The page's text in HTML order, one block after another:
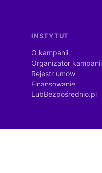
INSTYTUT
O kampanii
Organizator kampanii
Rejestr umów
Finansowanie
LubBezpośrednio.pl